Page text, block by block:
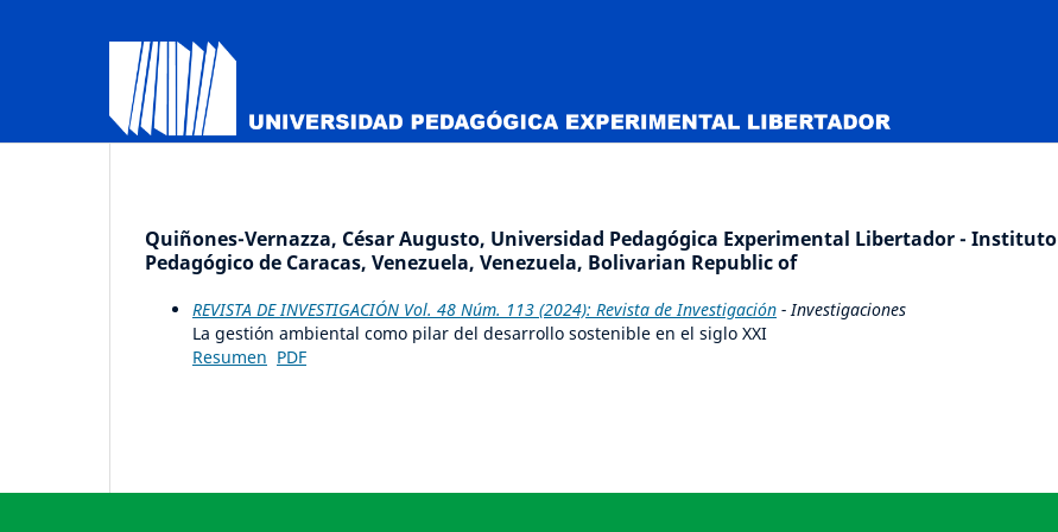
Quiñones-Vernazza, César Augusto, Universidad Pedagógica Experimental Libertador - Instituto
Pedagógico de Caracas, Venezuela, Venezuela, Bolivarian Republic of
REVISTA DE INVESTIGACIÓN Vol. 48 Núm. 113 (2024): Revista de Investigación - Investigaciones
La gestión ambiental como pilar del desarrollo sostenible en el siglo XXI
Resumen PDF